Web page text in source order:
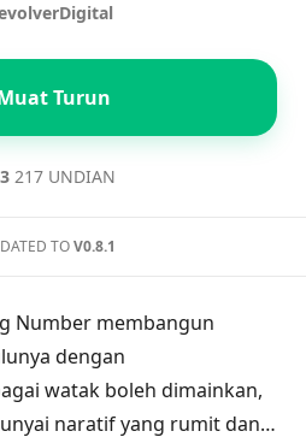
Turun
217 UNDIAN
TO V0.8.1
Number membangun
dengan
watak boleh dimainkan,
naratif yang rumit dan